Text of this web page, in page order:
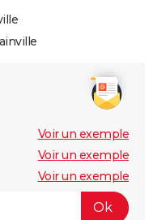
Voir un exemple
Voir un exemple
Voir un exemple